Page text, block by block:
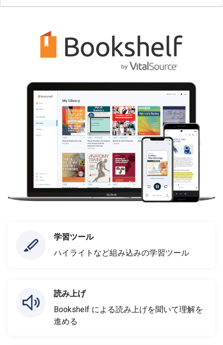
学習ツール
ハイライトなど組み込みの学習ツール
読み上げ
Bookshelf による読み上げを聞いて理解を
進める